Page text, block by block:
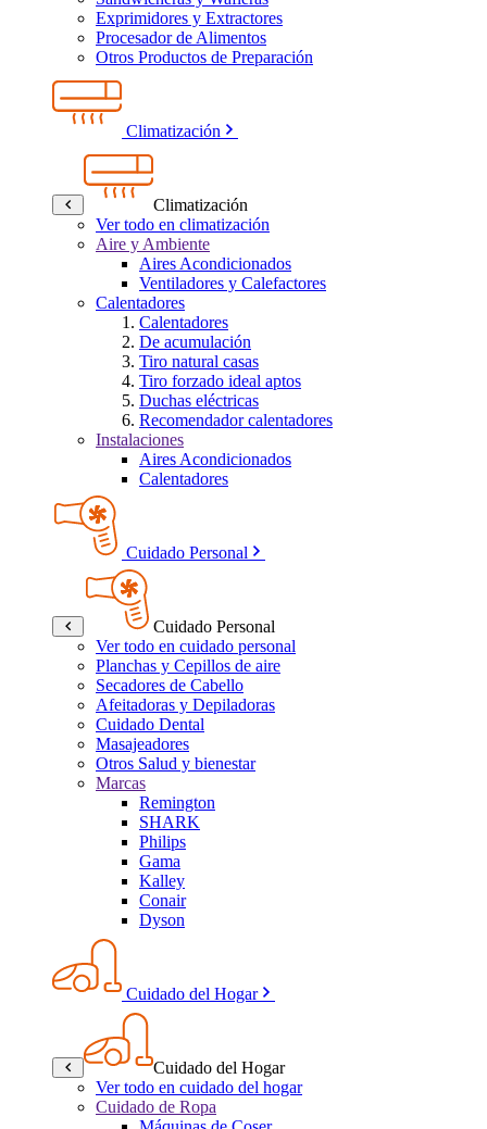
Exprimidores y Extractores
Procesador de Alimentos
Otros Productos de Preparación
Climatización
Climatización
Ver todo en climatización
Aire y Ambiente
Aires Acondicionados
Ventiladores y Calefactores
Calentadores
Calentadores
De acumulación
Tiro natural casas
Tiro forzado ideal aptos
Duchas eléctricas
Recomendador calentadores
Instalaciones
Aires Acondicionados
Calentadores
Cuidado Personal
Cuidado Personal
Ver todo en cuidado personal
Planchas y Cepillos de aire
Secadores de Cabello
Afeitadoras y Depiladoras
Cuidado Dental
Masajeadores
Otros Salud y bienestar
Marcas
Remington
SHARK
Philips
Gama
Kalley
Conair
Dyson
Cuidado del Hogar
Cuidado del Hogar
Ver todo en cuidado del hogar
Cuidado de Ropa